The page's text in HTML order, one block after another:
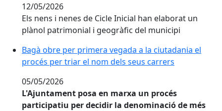
12/05/2026
Els nens i nenes de Cicle Inicial han elaborat un
plànol patrimonial i geogràfic del municipi
Bagà obre per primera vegada a la ciutadania el
Bagà obre per primera vegada a la ciutadania el
procés per triar el nom dels seus carrers
05/05/2026
L'Ajuntament posa en marxa un procés
participatiu per decidir la denominació de més